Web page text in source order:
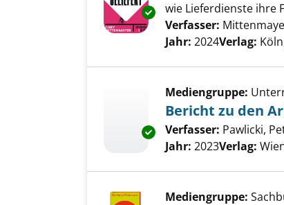
Exemplar-Details von
wie Lieferdienste ihre
Verfasser:
Jahr: 2024Verlag:
Exemplar-Details von
Mediengruppe:
Bericht zu den
Verfasser: Pawlicki,
Jahr: 2023Verlag:
Mediengruppe: